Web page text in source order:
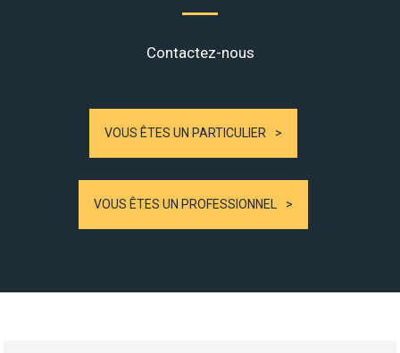
Contactez-nous
VOUS ÊTES UN PARTICULIER
VOUS ÊTES UN PROFESSIONNEL